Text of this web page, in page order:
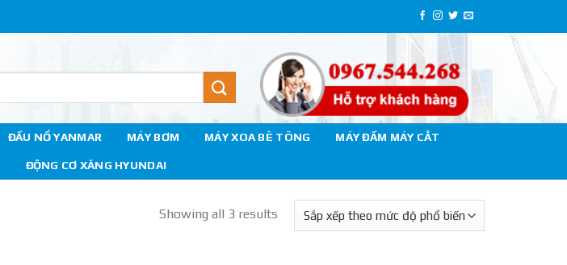
ĐẦU NỔ YANMAR MÁY BƠM MÁY XOA BÊ TÔNG MÁY ĐẦM MÁY CẮT
ĐỘNG CƠ XĂNG HYUNDAI
Showing all 3 results